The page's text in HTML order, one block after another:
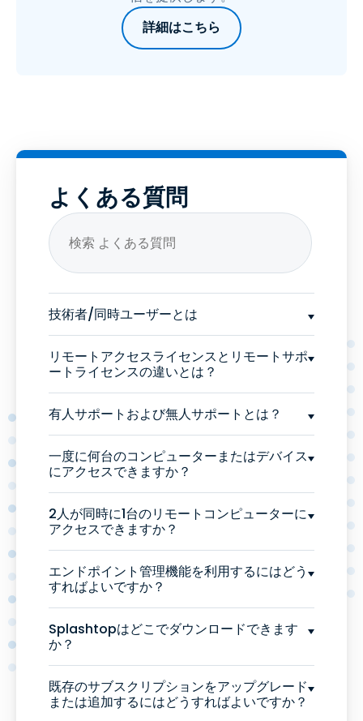
詳細はこちら
よくある質問
技術者/同時ユーザーとは
リモートアクセスライセンスとリモートサポ
ートライセンスの違いとは？
有人サポートおよび無人サポートとは？
一度に何台のコンピューターまたはデバイス
にアクセスできますか？
2人が同時に1台のリモートコンピューターに
アクセスできますか？
エンドポイント管理機能を利用するにはどう
すればよいですか？
Splashtopはどこでダウンロードできます
か？
既存のサブスクリプションをアップグレード
または追加するにはどうすればよいですか？